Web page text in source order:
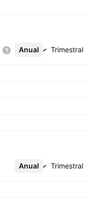
Anual Trimestral
Mais
Anual Trimestral
Mais